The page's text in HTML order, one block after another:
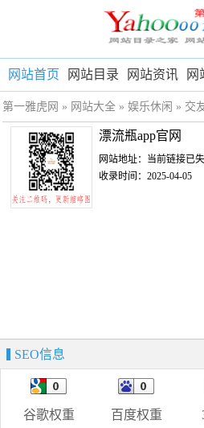
网站首页 网站目录 网站资讯 网
第一雅虎网 » 网站大全 » 娱乐休闲 » 交
漂流瓶app官网
网站地址：当前链接已
收录时间：2025-04-05
SEO信息
谷歌权重 百度权重